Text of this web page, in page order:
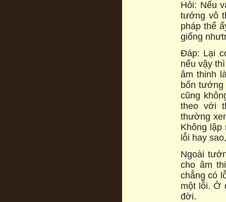
Hỏi: Nếu
tướng vô
pháp thể
giống
Đáp: Lại
nếu vậy
âm thinh
bốn tướng
cũng
theo với
thường
Không lập
lỗi hay
Ngoài
cho âm
chẳng có
một lỗi. Ở
đời.